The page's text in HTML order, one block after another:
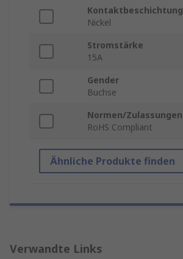
Kontaktbeschichtung
Nickel
Stromstärke
15A
Gender
Buchse
Normen/Zulassungen
RoHS Compliant
Ähnliche Produkte finden
Verwandte Links